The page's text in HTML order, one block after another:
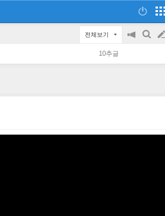
전체보기
공
on/off
검
글
쓰
10추글